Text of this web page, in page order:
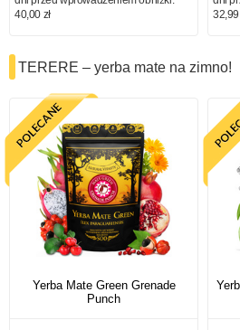
40,00 zł
32,99
TERERE – yerba mate na zimno!
Yerba Mate Green Grenade
Punch